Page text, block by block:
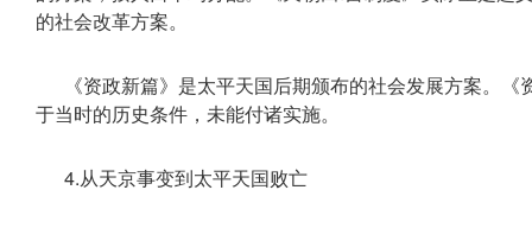
的社会改革方案。
《资政新篇》是太平天国后期颁布的社会发展方案。
于当时的历史条件，未能付诸实施。
4.从天京事变到太平天国败亡